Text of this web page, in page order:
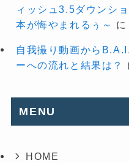
ィッシュ3.5ダウンシ
本が悔やまれるぅ～
に
自我撮り動画から
ーへの流れと結果は？
MENU
HOME